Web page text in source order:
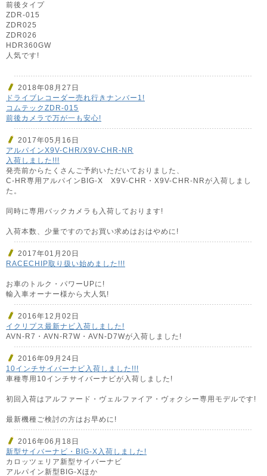
前後タイプ
ZDR-015
ZDR025
ZDR026
HDR360GW
人気です!
2018年08月27日
ドライブレコーダー売れ行きナンバー1!
コムテックZDR-015
前後カメラで万が一も安心!
2017年05月16日
アルパインX9V-CHR/X9V-CHR-NR
入荷しました!!!
発売前からたくさんご予約いただいておりました、
C-HR専用アルパインBIG-X X9V-CHR・X9V-CHR-NRが入荷しまし
た。
同時に専用バックカメラも入荷しております!
入荷本数、少量ですのでお買い求めはおはやめに!
2017年01月20日
RACECHIP取り扱い始めました!!!
お車のトルク・パワーUPに!
輸入車オーナー様から大人気!
2016年12月02日
イクリプス最新ナビ入荷しました!
AVN-R7・AVN-R7W・AVN-D7Wが入荷しました!
2016年09月24日
10インチサイバーナビ入荷しました!!!
車種専用10インチサイバーナビが入荷しました!
初回入荷はアルファード・ヴェルファイア・ヴォクシー専用モデルです!
最新機種ご検討の方はお早めに!
2016年06月18日
新型サイバーナビ・BIG-X入荷しました!
カロッツェリア新型サイバーナビ
アルパイン新型BIG-Xほか